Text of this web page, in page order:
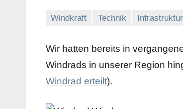
Windkraft Technik Infrastruktur
Wir hatten bereits in
Windrads in unserer Region
Windrad erteilt).